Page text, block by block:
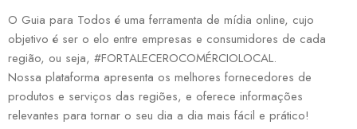
O Guia para Todos é uma ferramenta de mídia online, cujo
objetivo é ser o elo entre empresas e consumidores de cada
região, ou seja, #FORTALECEROCOMÉRCIOLOCAL.
Nossa plataforma apresenta os melhores fornecedores de
produtos e serviços das regiões, e oferece informações
relevantes para tornar o seu dia a dia mais fácil e prático!